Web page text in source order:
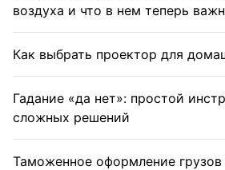
воздуха и что в нем теперь
Как выбрать проектор для
Гадание «да нет»: простой
сложных решений
Таможенное оформление грузов